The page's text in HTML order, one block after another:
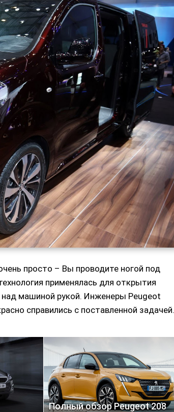
просто – Вы проводите ногой под
применялась для открытия
машиной рукой. Инженеры Peugeot
справились с поставленной задачей.
Полный обзор Peugeot 208